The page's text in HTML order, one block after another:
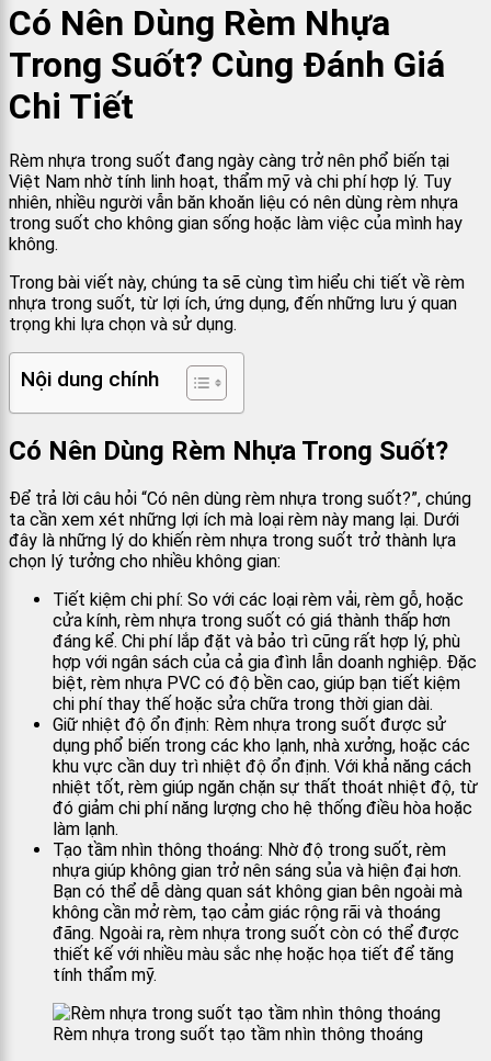
Có Nên Dùng Rèm Nhựa
Trong Suốt? Cùng Đánh Giá
Chi Tiết
Rèm nhựa trong suốt đang ngày càng trở nên phổ biến tại
Việt Nam nhờ tính linh hoạt, thẩm mỹ và chi phí hợp lý. Tuy
nhiên, nhiều người vẫn băn khoăn liệu có nên dùng rèm nhựa
trong suốt cho không gian sống hoặc làm việc của mình hay
không.
Trong bài viết này, chúng ta sẽ cùng tìm hiểu chi tiết về rèm
nhựa trong suốt, từ lợi ích, ứng dụng, đến những lưu ý quan
trọng khi lựa chọn và sử dụng.
Nội dung chính
Có Nên Dùng Rèm Nhựa Trong Suốt?
Để trả lời câu hỏi “Có nên dùng rèm nhựa trong suốt?”, chúng
ta cần xem xét những lợi ích mà loại rèm này mang lại. Dưới
đây là những lý do khiến rèm nhựa trong suốt trở thành lựa
chọn lý tưởng cho nhiều không gian:
Tiết kiệm chi phí: So với các loại rèm vải, rèm gỗ, hoặc
cửa kính, rèm nhựa trong suốt có giá thành thấp hơn
đáng kể. Chi phí lắp đặt và bảo trì cũng rất hợp lý, phù
hợp với ngân sách của cả gia đình lẫn doanh nghiệp. Đặc
biệt, rèm nhựa PVC có độ bền cao, giúp bạn tiết kiệm
chi phí thay thế hoặc sửa chữa trong thời gian dài.
Giữ nhiệt độ ổn định: Rèm nhựa trong suốt được sử
dụng phổ biến trong các kho lạnh, nhà xưởng, hoặc các
khu vực cần duy trì nhiệt độ ổn định. Với khả năng cách
nhiệt tốt, rèm giúp ngăn chặn sự thất thoát nhiệt độ, từ
đó giảm chi phí năng lượng cho hệ thống điều hòa hoặc
làm lạnh.
Tạo tầm nhìn thông thoáng: Nhờ độ trong suốt, rèm
nhựa giúp không gian trở nên sáng sủa và hiện đại hơn.
Bạn có thể dễ dàng quan sát không gian bên ngoài mà
không cần mở rèm, tạo cảm giác rộng rãi và thoáng
đãng. Ngoài ra, rèm nhựa trong suốt còn có thể được
thiết kế với nhiều màu sắc nhẹ hoặc họa tiết để tăng
tính thẩm mỹ.
Rèm nhựa trong suốt tạo tầm nhìn thông thoáng